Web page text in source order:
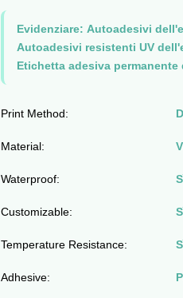
Evidenziare: Autoadesivi
Autoadesivi resistenti UV
Etichetta adesiva
Print Method:
Material:
Waterproof:
Customizable:
Temperature Resistance:
Adhesive: